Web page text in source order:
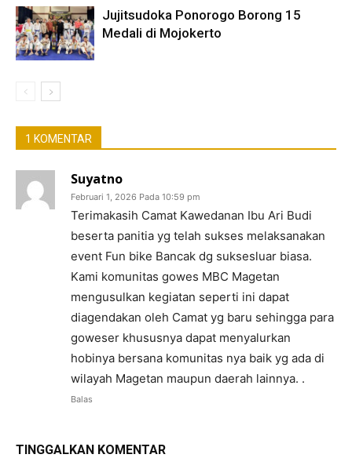
Jujitsudoka Ponorogo Borong 15
Medali di Mojokerto
1 KOMENTAR
Suyatno
Februari 1, 2026 Pada 10:59 pm
Terimakasih Camat Kawedanan Ibu Ari Budi
beserta panitia yg telah sukses melaksanakan
event Fun bike Bancak dg suksesluar biasa.
Kami komunitas gowes MBC Magetan
mengusulkan kegiatan seperti ini dapat
diagendakan oleh Camat yg baru sehingga para
goweser khususnya dapat menyalurkan
hobinya bersana komunitas nya baik yg ada di
wilayah Magetan maupun daerah lainnya. .
Balas
TINGGALKAN KOMENTAR